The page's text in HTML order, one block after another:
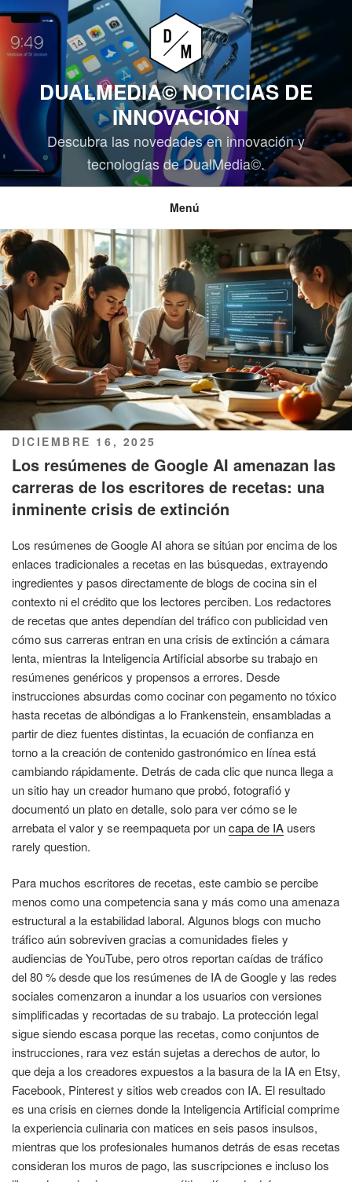
Saltar
contenido
DUALMEDIA© NOTICIAS DE
INNOVACIÓN
Descubra las novedades en innovación y
tecnologías de DualMedia©.
Menú
PUBLICADO
EL
DICIEMBRE 16, 2025
Los resúmenes de Google AI amenazan las
carreras de los escritores de recetas: una
inminente crisis de extinción
Los resúmenes de Google AI ahora se sitúan por encima de los
enlaces tradicionales a recetas en las búsquedas, extrayendo
ingredientes y pasos directamente de blogs de cocina sin el
contexto ni el crédito que los lectores perciben. Los redactores
de recetas que antes dependían del tráfico con publicidad ven
cómo sus carreras entran en una crisis de extinción a cámara
lenta, mientras la Inteligencia Artificial absorbe su trabajo en
resúmenes genéricos y propensos a errores. Desde
instrucciones absurdas como cocinar con pegamento no tóxico
hasta recetas de albóndigas a lo Frankenstein, ensambladas a
partir de diez fuentes distintas, la ecuación de confianza en
torno a la creación de contenido gastronómico en línea está
cambiando rápidamente. Detrás de cada clic que nunca llega a
un sitio hay un creador humano que probó, fotografió y
documentó un plato en detalle, solo para ver cómo se le
arrebata el valor y se reempaqueta por uncapa de IA users
rarely question.
Para muchos escritores de recetas, este cambio se percibe
menos como una competencia sana y más como una amenaza
estructural a la estabilidad laboral. Algunos blogs con mucho
tráfico aún sobreviven gracias a comunidades fieles y
audiencias de YouTube, pero otros reportan caídas de tráfico
del 80 % desde que los resúmenes de IA de Google y las redes
sociales comenzaron a inundar a los usuarios con versiones
simplificadas y recortadas de su trabajo. La protección legal
sigue siendo escasa porque las recetas, como conjuntos de
instrucciones, rara vez están sujetas a derechos de autor, lo
que deja a los creadores expuestos a la basura de la IA en Etsy,
Facebook, Pinterest y sitios web creados con IA. El resultado
es una crisis en ciernes donde la Inteligencia Artificial comprime
la experiencia culinaria con matices en seis pasos insulsos,
mientras que los profesionales humanos detrás de esas recetas
consideran los muros de pago, las suscripciones e incluso los